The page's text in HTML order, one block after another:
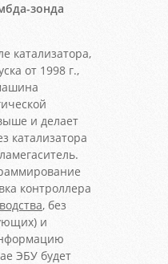
зонда
катализатора,
от 1998 г.,
и делает
катализатора
контроллера
, без
и
ЭБУ будет